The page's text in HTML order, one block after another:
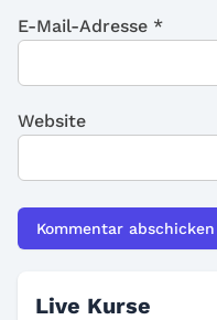
E-Mail-Adresse *
Website
Live Kurse